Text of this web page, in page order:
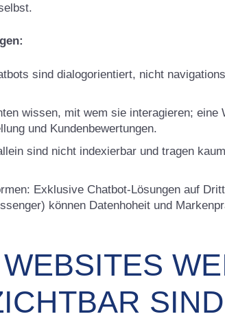
sind dialogorientiert, nicht
wissen, mit wem sie interagieren; eine
und Kundenbewertungen.
sind nicht indexierbar und tragen
Exklusive Chatbot-Lösungen auf
können Datenhoheit und
SIND